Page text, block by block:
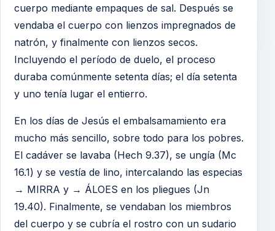
cuerpo mediante empaques de sal. Después se
vendaba el cuerpo con lienzos impregnados de
natrón, y finalmente con lienzos secos.
Incluyendo el período de duelo, el proceso
duraba comúnmente setenta días; el día setenta
y uno tenía lugar el entierro.
En los días de Jesús el embalsamamiento era
mucho más sencillo, sobre todo para los pobres.
El cadáver se lavaba (Hech 9.37), se ungía (Mc
16.1) y se vestía de lino, intercalando las especias
→ MIRRA y → ÁLOES en los pliegues (Jn
19.40). Finalmente, se vendaban los miembros
del cuerpo y se cubría el rostro con un sudario